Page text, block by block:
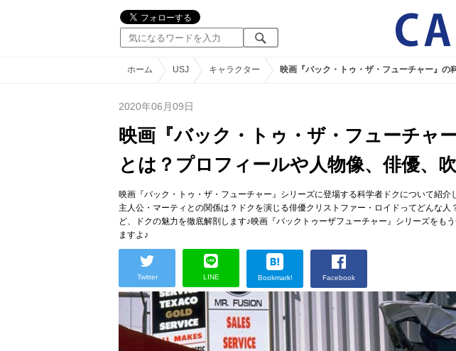
ホーム USJ キャラクター 映画『バック・トゥ・ザ・フューチャー』の
2020年06月09日
映画『バック・トゥ・ザ・フューチャ
とは？プロフィールや人物像、俳優、
映画『バック・トゥ・ザ・フューチャー』シリーズに登場する科学者ドクについて紹介
主人公・マーティとの関係は？ドクを演じる俳優クリストファー・ロイドってどんな人
ど、ドクの魅力を徹底解剖します♪映画『バックトゥーザフューチャー』シリーズをも
ますよ♪
Twitter LINE Bookmark! Facebook